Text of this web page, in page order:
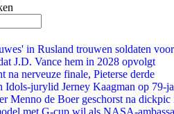
in Rusland trouwen soldaten
J.D. Vance hem in 2028 opvolgt
na nerveuze finale, Pieterse derde
Idols-jurylid Jerney Kaagman op 79-
Menno de Boer geschorst na dickpic
met G-cup wil als NASA-